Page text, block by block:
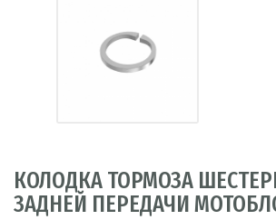
КОЛОДКА ТОРМОЗА
ЗАДНЕЙ ПЕРЕДАЧИ